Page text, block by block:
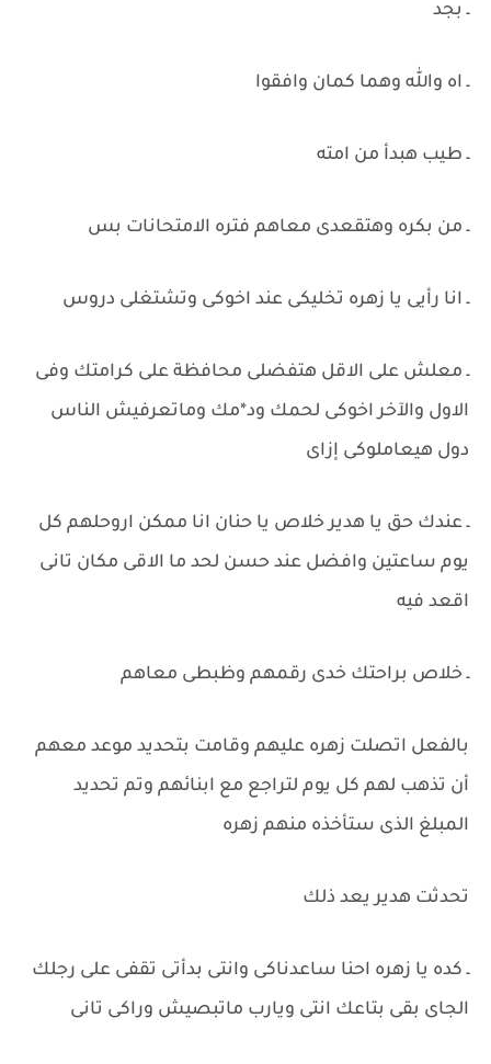
ـ بجد
ـ اه والله وهما كمان وافقوا
ـ طيب هبدأ من امته
ـ من بكره وهتقعدى معاهم فتره الامتحانات بس
ـ انا رأيى يا زهره تخليكى عند اخوكى وتشتغلى دروس
ـ معلش على الاقل هتفضلى محافظة على كرامتك وفى
الاول والآخر اخوكى لحمك ود*مك وماتعرفيش الناس
دول هيعاملوكى إزاى
ـ عندك حق يا هدير خلاص يا حنان انا ممكن اروحلهم كل
يوم ساعتين وافضل عند حسن لحد ما الاقى مكان تانى
اقعد فيه
ـ خلاص براحتك خدى رقمهم وظبطى معاهم
بالفعل اتصلت زهره عليهم وقامت بتحديد موعد معهم
أن تذهب لهم كل يوم لتراجع مع ابنائهم وتم تحديد
المبلغ الذى ستأخذه منهم زهره
تحدثت هدير يعد ذلك
ـ كده يا زهره احنا ساعدناكى وانتى بدأتى تقفى على رجلك
الجاى بقى بتاعك انتى ويارب ماتبصيش وراكى تانى